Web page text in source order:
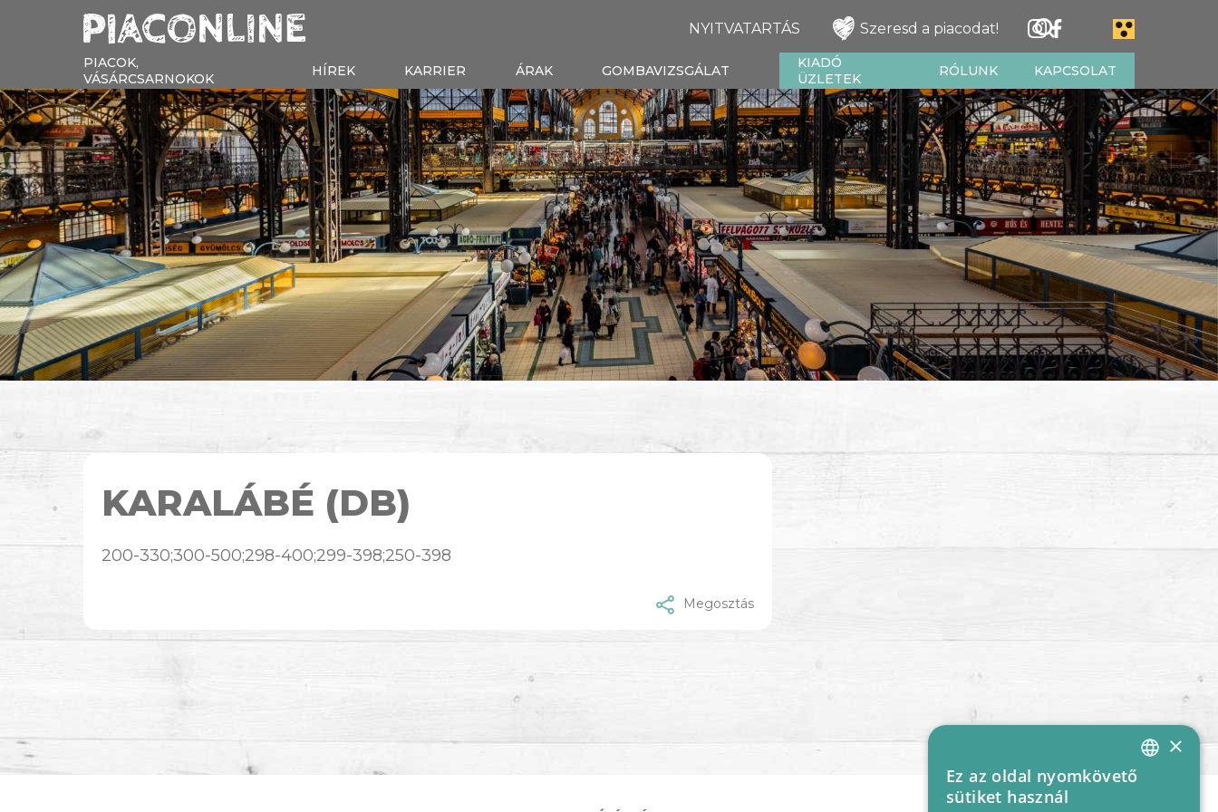
NYITVATARTÁS Szeresd a piacodat!
PIACOK,
VÁSÁRCSARNOKOK
HÍREK KARRIER ÁRAK GOMBAVIZSGÁLAT
KIADÓ
ÜZLETEK
RÓLUNK KAPCSOLAT
KARALÁBÉ (DB)
200-330;300-500;298-400;299-398;250-398
Megosztás
HUNGARIAN
×
Ez az oldal nyomkövető
sütiket használ